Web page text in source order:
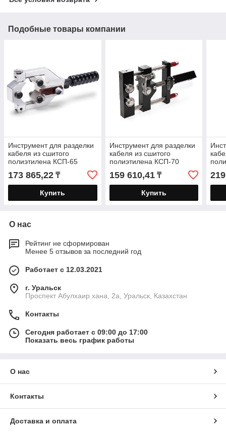
Подобные товары компании
Инструмент для разделки
кабеля из сшитого
полиэтилена КСП-65
серия ПРОФИ для снятия
полупроводящего экрана
173 865,22 ₸
Купить
Инструмент для разделки
кабеля из сшитого
полиэтилена КСП-70
серия ПРОФИ для снятия
полупроводящего экрана
159 610,41₸
Купить
О нас
Рейтинг не сформирован
Менее 5 отзывов за последний год
Работает с 12.03.2021
г. Уральск
Проспект Абулхаир хана, 2а, Уральск, Казахстан
Контакты
Сегодня работает с 09:00 до 17:00
Показать весь график работы
О нас
Контакты
Доставка и оплата